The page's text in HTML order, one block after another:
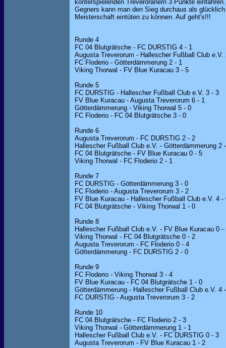
konterspielenden Treveroranern 3 Punkte
Gegners kann man den Sieg durchaus als
Meisterschaft eintüten zu können. Auf geht's!!!
Runde 4
FC 04 Blutgrätsche - FC DURSTIG 4 - 1
Augusta Treverorum - Hallescher Fußball Club e.V.
FC Floderio - Götterdämmerung 2 - 1
Viking Thorwal - FV Blue Kuracau 3 - 5
Runde 5
FC DURSTIG - Hallescher Fußball Club e.V. 3 - 3
FV Blue Kuracau - Augusta Treverorum 6 - 1
Götterdämmerung - Viking Thorwal 5 - 0
FC Floderio - FC 04 Blutgrätsche 3 - 0
Runde 6
Augusta Treverorum - FC DURSTIG 2 - 2
Hallescher Fußball Club e.V. - Götterdämmerung 2
FC 04 Blutgrätsche - FV Blue Kuracau 0 - 5
Viking Thorwal - FC Floderio 2 - 1
Runde 7
FC DURSTIG - Götterdämmerung 3 - 0
FC Floderio - Augusta Treverorum 3 - 2
FV Blue Kuracau - Hallescher Fußball Club e.V. 4 -
FC 04 Blutgrätsche - Viking Thorwal 1 - 0
Runde 8
Hallescher Fußball Club e.V. - FV Blue Kuracau 0 -
Viking Thorwal - FC 04 Blutgrätsche 0 - 2
Augusta Treverorum - FC Floderio 0 - 4
Götterdämmerung - FC DURSTIG 2 - 0
Runde 9
FC Floderio - Viking Thorwal 3 - 4
FV Blue Kuracau - FC 04 Blutgrätsche 1 - 0
Götterdämmerung - Hallescher Fußball Club e.V. 4
FC DURSTIG - Augusta Treverorum 3 - 2
Runde 10
FC 04 Blutgrätsche - FC Floderio 2 - 3
Viking Thorwal - Götterdämmerung 1 - 1
Hallescher Fußball Club e.V. - FC DURSTIG 0 - 3
Augusta Treverorum - FV Blue Kuracau 1 - 2